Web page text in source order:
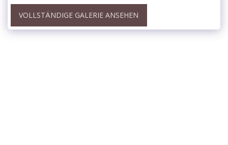
VOLLSTÄNDIGE GALERIE ANSEHEN